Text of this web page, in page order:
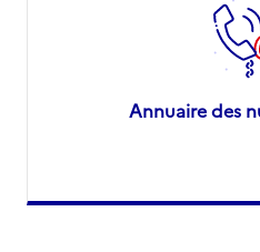
Annuaire des